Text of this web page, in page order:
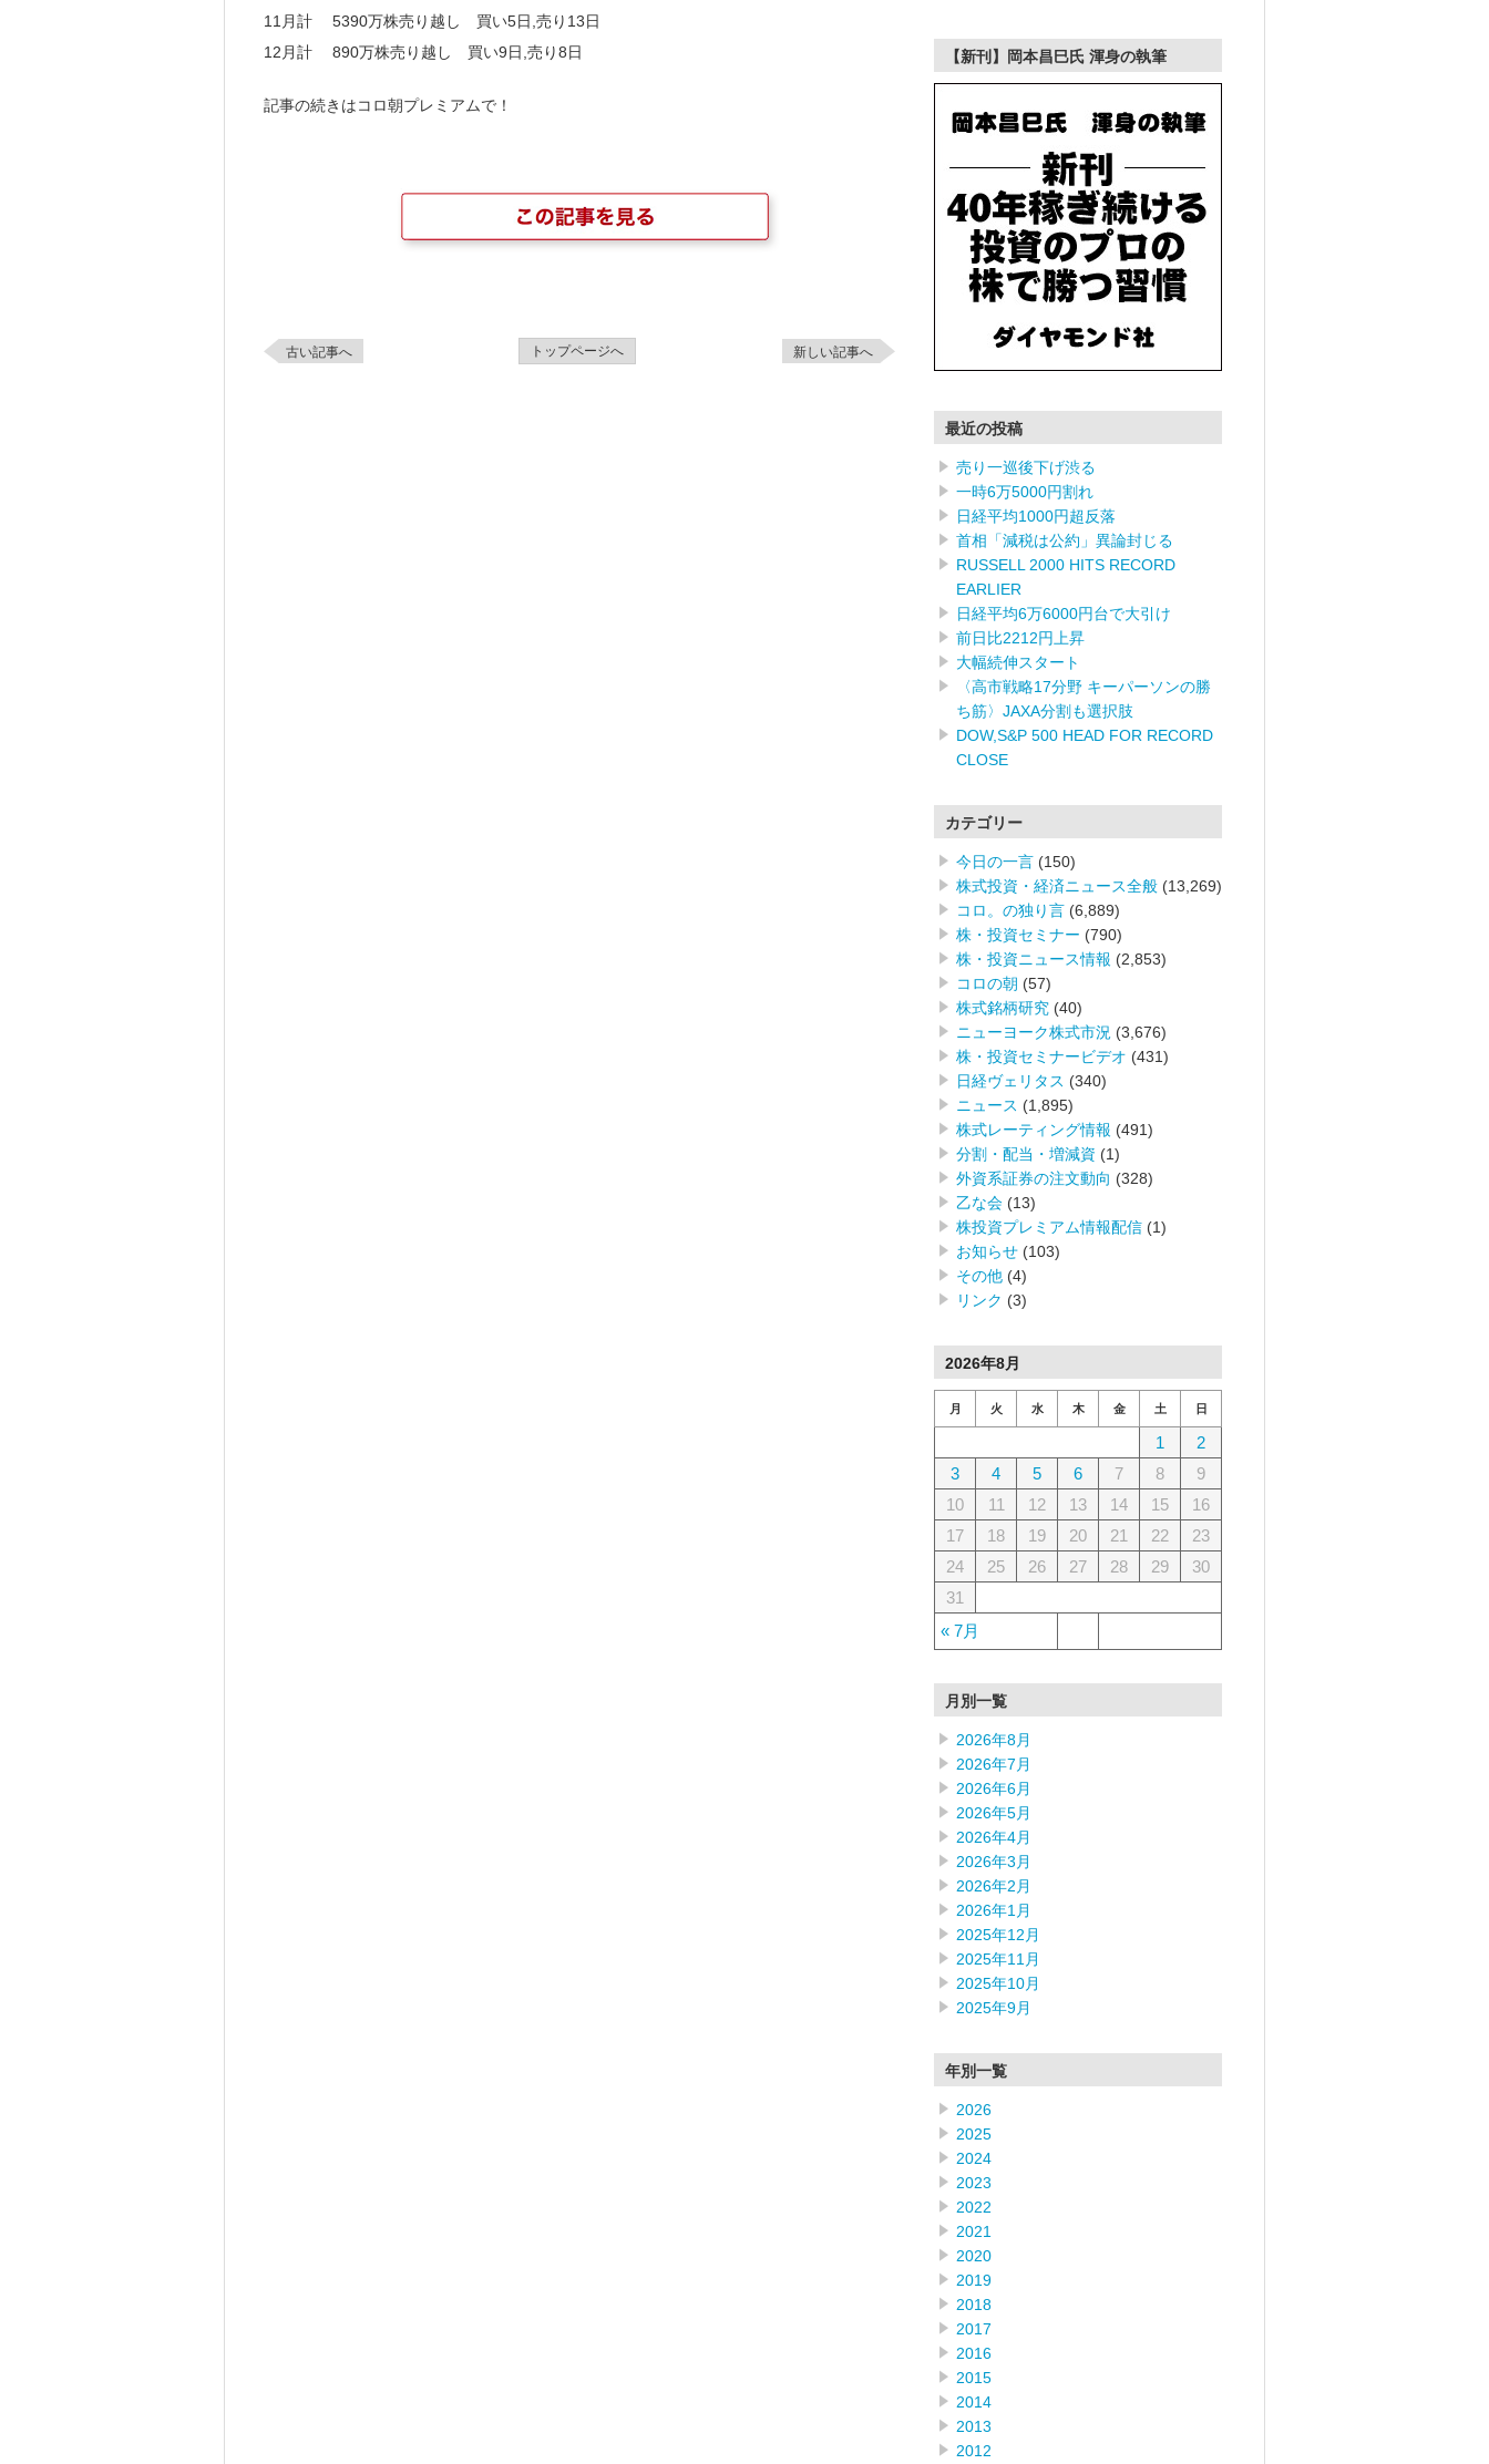
11月計 5390万株売り越し 買い5日,売り13日
12月計 890万株売り越し 買い9日,売り8日
記事の続きはコロ朝プレミアムで！
古い記事へ トップページへ 新しい記事へ
【新刊】岡本昌巳氏 渾身の執筆
最近の投稿
売り一巡後下げ渋る
一時6万5000円割れ
日経平均1000円超反落
首相「減税は公約」異論封じる
RUSSELL 2000 HITS RECORD
EARLIER
日経平均6万6000円台で大引け
前日比2212円上昇
大幅続伸スタート
〈高市戦略17分野 キーパーソンの勝
ち筋〉JAXA分割も選択肢
DOW,S&P 500 HEAD FOR RECORD
CLOSE
カテゴリー
今日の一言 (150)
株式投資・経済ニュース全般 (13,269)
コロ。の独り言 (6,889)
株・投資セミナー (790)
株・投資ニュース情報 (2,853)
コロの朝 (57)
株式銘柄研究 (40)
ニューヨーク株式市況 (3,676)
株・投資セミナービデオ (431)
日経ヴェリタス (340)
ニュース (1,895)
株式レーティング情報 (491)
分割・配当・増減資 (1)
外資系証券の注文動向 (328)
乙な会 (13)
株投資プレミアム情報配信 (1)
お知らせ (103)
その他 (4)
リンク (3)
2026年8月
月 火 水 木 金 土 日
« 7月
1
2
3
4 5 6 7 8
9
10
11 12 13 14 15
16
17
18 19 20 21 22
23
24
25 26 27 28 29
30
31
月別一覧
2026年8月
2026年7月
2026年6月
2026年5月
2026年4月
2026年3月
2026年2月
2026年1月
2025年12月
2025年11月
2025年10月
2025年9月
年別一覧
2026
2025
2024
2023
2022
2021
2020
2019
2018
2017
2016
2015
2014
2013
2012